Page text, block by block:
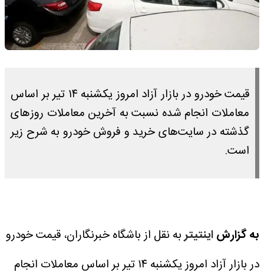
قیمت خودرو در بازار آزاد امروز یکشنبه ۱۴ تیر بر اساس
معاملات انجام شده نسبت به آخرین معاملات روز‌های
گذشته در سایت‌های خرید و فروش خودرو به شرح زیر
است.
به گزارشاینتیتربه نقل از باشگاه خبرنگاران، قیمت خودرو
در بازار آزاد امروز یکشنبه ۱۴ تیر بر اساس معاملات انجام